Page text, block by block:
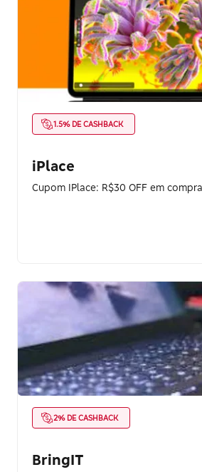
1.5% DE CASHBACK
iPlace
Cupom IPlace: R$30 OFF em
2% DE CASHBACK
BringIT